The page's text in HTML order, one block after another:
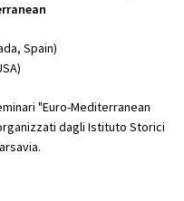
Spain)
"Euro-Mediterranean
dagli Istituto Storici